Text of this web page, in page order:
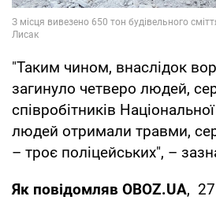
"Таким чином, внаслідок
загинуло четверо людей,
співробітників
людей отримали травми,
– троє поліцейських", –
Як повідомляв OBOZ.UA,